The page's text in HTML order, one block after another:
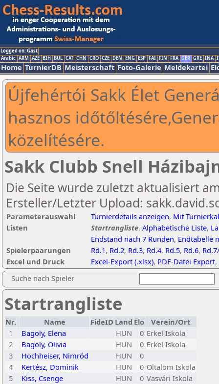
Logged on: Gast
Arabic ARM AZE BIH BUL CAT CHN CRO CZE DEN ENG ESP FAI FIN FRA GER GRE INA
Home TurnierDB Meisterschaft Foto-Galerie Meldekartei
Újfehértói Sakk Élet
hasznos
közelítésére.
Sakk Clubb Snell
Die Seite wurde zuletzt aktualisiert
Ersteller/Letzter Upload:
Parameterauswahl Turnierdetails anzeigen, Mit
Listen
Startrangliste, Alphabetische Liste,
Endstand nach 7 Runden, Endtabelle
Spielerpaarungen
Rd.1, Rd.2, Rd.3, Rd.4, Rd.5, Rd.6,
Excel und Druck
Excel-Export (.xlsx), PDF-Datei Export,
Suche nach Spieler
Startrangliste
Nr. Name FideID Land Elo
Verein/Ort
1
Bagoly, Elena HUN 0 Erkel Iskola
2
Bagoly, Olivia HUN 0 Erkel Iskola
3
Hochheiser, Nimród HUN
0
4
Kertész, Dominik HUN 0 Oltalom Iskola
5
Kiss, Csenge HUN 0 Vasvári Iskola